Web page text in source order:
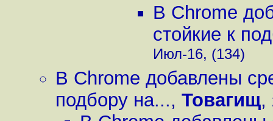
В Chrome
стойкие к
Июл-16, (134)
В Chrome добавлены
подбору на..., Товагищ,